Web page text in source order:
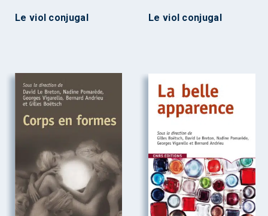
Le viol conjugal Le viol conjugal